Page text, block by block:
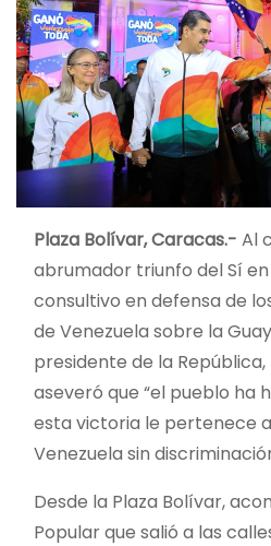
Plaza Bolívar, Caracas.- Al
abrumador triunfo del Sí
consultivo en defensa de
de Venezuela sobre la
presidente de la República,
aseveró que “el pueblo ha
esta victoria le pertenece
Venezuela sin
Desde la Plaza Bolívar,
Popular que salió a las